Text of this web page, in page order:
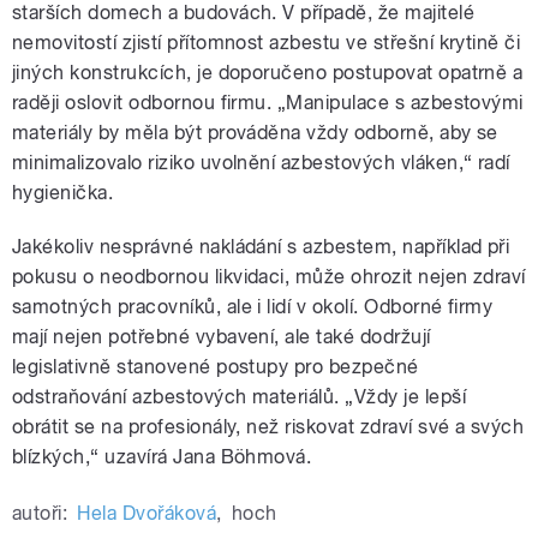
starších domech a budovách. V případě, že majitelé
nemovitostí zjistí přítomnost azbestu ve střešní krytině či
jiných konstrukcích, je doporučeno postupovat opatrně a
raději oslovit odbornou firmu. „Manipulace s azbestovými
materiály by měla být prováděna vždy odborně, aby se
minimalizovalo riziko uvolnění azbestových vláken,“ radí
hygienička.
Jakékoliv nesprávné nakládání s azbestem, například při
pokusu o neodbornou likvidaci, může ohrozit nejen zdraví
samotných pracovníků, ale i lidí v okolí. Odborné firmy
mají nejen potřebné vybavení, ale také dodržují
legislativně stanovené postupy pro bezpečné
odstraňování azbestových materiálů. „Vždy je lepší
obrátit se na profesionály, než riskovat zdraví své a svých
blízkých,“ uzavírá Jana Böhmová.
autoři: Hela Dvořáková, hoch